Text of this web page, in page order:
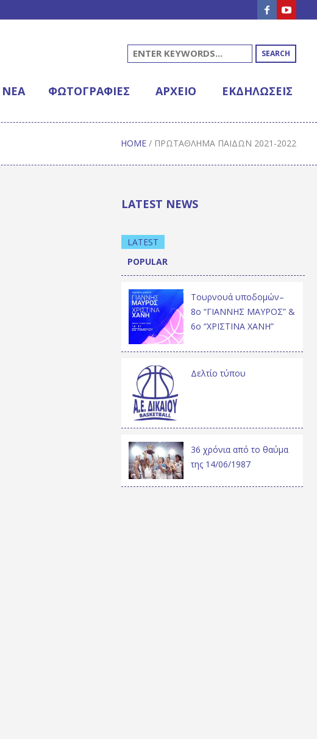
SEARCH
NΈΑ ΦΩΤΟΓΡΑΦΊΕΣ ΑΡΧΕΊΟ ΕΚΔΗΛΩΣΕΙΣ
HOME / ΠΡΩΤΆΘΛΗΜΑ ΠΑΊΔΩΝ 2021-2022
LATEST NEWS
LATEST
POPULAR
Τουρνουά υποδομών–
8ο “ΓΙΑΝΝΗΣ ΜΑΥΡΟΣ” &
6ο “ΧΡΙΣΤΙΝΑ ΧΑΝΗ”
Δελτίο τύπου
36 χρόνια από το θαύμα
της 14/06/1987